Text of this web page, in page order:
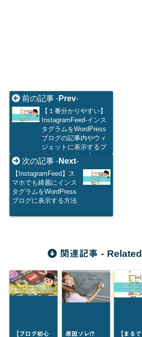
前の記事 -Prev-
【１番分かりやすい】
InstagramFeed-インス
タグラムをWordPress
ブログの記事内やウィ
ジェットに表示するプ
ラグインの使い方
次の記事 -Next-
【InstagramFeed】ス
マホでも綺麗にインス
タグラムをWordPress
ブログに表示する方法
関連記事 -
【ブログ初心
原因ソレ!?
【まる